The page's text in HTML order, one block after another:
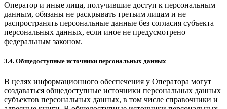
Оператор и иные лица, получившие доступ к персональным
данным, обязаны не раскрывать третьим лицам и не
распространять персональные данные без согласия субъекта
персональных данных, если иное не предусмотрено
федеральным законом.
3.4. Общедоступные источники персональных данных
В целях информационного обеспечения у Оператора могут
создаваться общедоступные источники персональных данных
субъектов персональных данных, в том числе справочники и